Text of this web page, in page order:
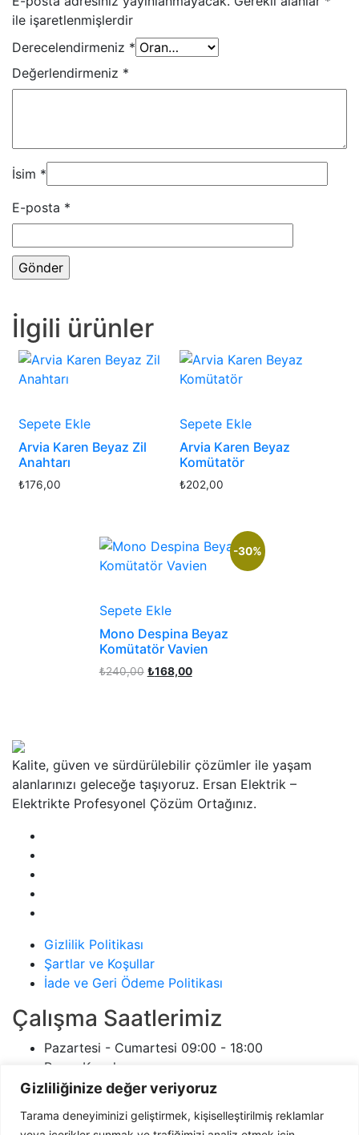
Gizliliğinize değer veriyoruz
Tarama deneyiminizi geliştirmek, kişiselleştirilmiş reklamlar
ile işaretlenmişlerdir
Derecelendirmeniz *
Değerlendirmeniz *
İsim *
E-posta *
İlgili ürünler
Sepete Ekle
Arvia Karen Beyaz Zil
Anahtarı
₺176,00
Sepete Ekle
Arvia Karen Beyaz
Komütatör
₺202,00
Sepete Ekle
-30%
Mono Despina Beyaz
Komütatör Vavien
₺240,00 Orijinal
₺168,00Şu
Kalite, güven ve sürdürülebilir çözümler ile yaşam
alanlarınızı geleceğe taşıyoruz. Ersan Elektrik –
Elektrikte Profesyonel Çözüm Ortağınız.
Gizlilik Politikası
Şartlar ve Koşullar
İade ve Geri Ödeme Politikası
Çalışma Saatlerimiz
Pazartesi - Cumartesi 09:00 - 18:00
Pazar
Kapalı
ersanelektrikci.com 7/24
İletişim